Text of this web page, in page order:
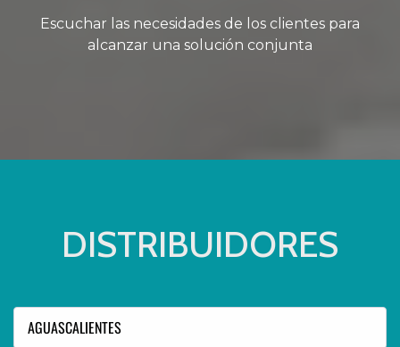
Escuchar las necesidades de los clientes para
alcanzar una solución conjunta
DISTRIBUIDORES
AGUASCALIENTES